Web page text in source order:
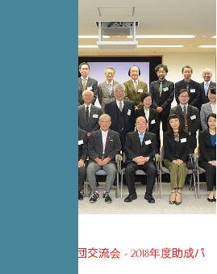
第1回笹川日仏財団交流会 - 2018年度助成パ